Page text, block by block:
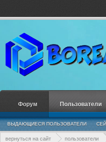
вернуться на сайт пользователи
Форум Пользователи
ВЫДАЮЩИЕСЯ ПОЛЬЗОВАТЕЛИ
НЕДАВНЯЯ АКТИВНОСТЬ НОВЫЕ